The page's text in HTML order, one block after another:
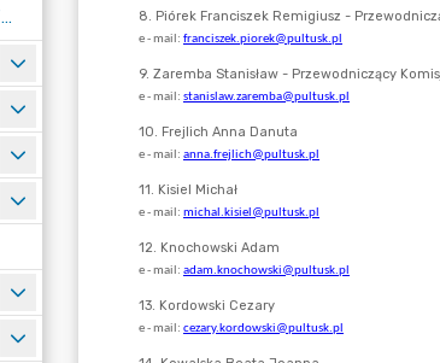
PODSTAWOWA KWOTA DOTACJI I STATYSTYCZNA LICZBA UCZNIÓW